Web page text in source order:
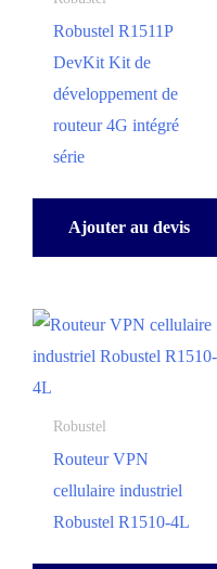
Robustel R1511P
DevKit Kit de
développement de
routeur 4G intégré
série
Ajouter au devis
Robustel
Routeur VPN
cellulaire industriel
Robustel R1510-4L